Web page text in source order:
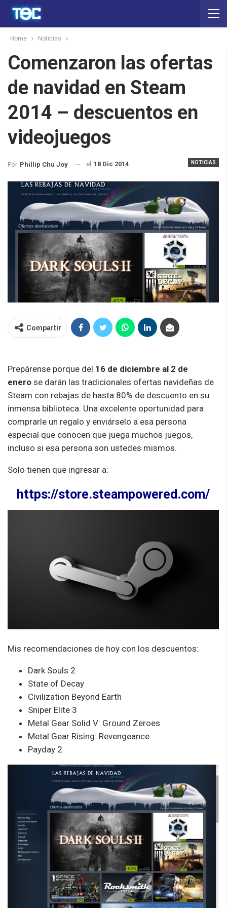
Home Noticias
Comenzaron las ofertas
de navidad en Steam
2014 – descuentos en
videojuegos
NOTICIAS
Por Phillip Chu Joy el 18 Dic 2014
Compartir
Prepárense porque del 16 de diciembre al 2 de
enero se darán las tradicionales ofertas navideñas de
Steam con rebajas de hasta 80% de descuento en su
inmensa biblioteca. Una excelente oportunidad para
comprarle un regalo y enviárselo a esa persona
especial que conocen que juega muchos juegos,
incluso si esa persona son ustedes mismos.
Solo tienen que ingresar a:
https://store.steampowered.com/
Mis recomendaciones de hoy con los descuentos:
Dark Souls 2
State of Decay
Civilization Beyond Earth
Sniper Elite 3
Metal Gear Solid V: Ground Zeroes
Metal Gear Rising: Revengeance
Payday 2